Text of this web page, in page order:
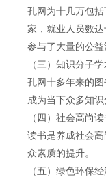
孔网为十几万包
家，就业人员数
参与了大量的公益
（三）知识分子
孔网十多年来的
成为当下众多知
（四）社会高尚
读书是养成社会
众素质的提升。
（五）绿色环保